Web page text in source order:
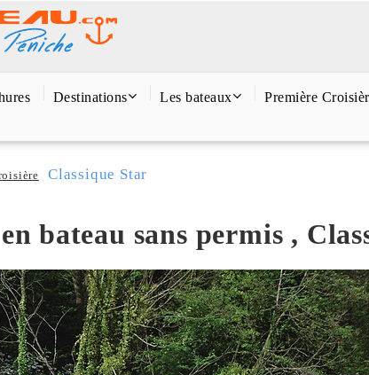
Destinations Les bateaux Première
Classique Star
bateau sans permis ,